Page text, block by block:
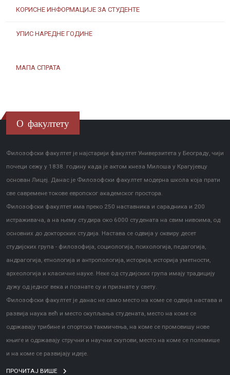
КОРИСНЕ ИНФОРМАЦИЈЕ ЗА СТУДЕНТЕ
УПИС НАРЕДНЕ ГОДИНЕ
МАПА СПРАТА
О факултету
Филозофски факултет је најстарији факултет Универзитета у Београду, чији
почеци сежу у 1838. годину када је актом кнеза Милоша у Крагујевцу
основан Лицеј. Данас је Филозофски факултет модерна школа која прати
све савремене токове европског академског простора.
Филозофски факултет има преко 250 наставника и сарадника и 200
истраживача, а на њему студира око 6000 студената на свим нивоима, од
основних до докторских студија. Настава се одвија у оквиру десет
студијских група - филозофија, социологија, психологија, педагогија,
андрагогија, етнологија и антропологија, историја, историја уметности,
археологија и класичне науке. Неке од студијских група имају традицију
дужу од једног века и познате су и признате у свету.
Филозофски факултет је данас не само место на коме се одвија настава и
развија наука већ и место окупљања студената, место на коме се
одржавају трибине и спортска такмичења, на коме се промовишу нове
књиге и одржавају стручни и научни скупови, место на коме се полемише
и на коме се развијају идеје.
ПРОЧИТАЈ ВИШЕ